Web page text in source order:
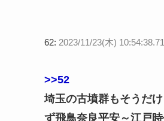
62: 2023/11/23(木)
>>52
埼玉の古墳群もそうだ
ず飛鳥奈良平安～江戸